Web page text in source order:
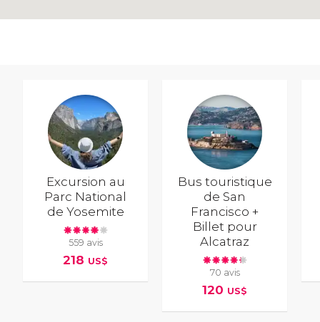
Excursion au
Parc National
de Yosemite
559 avis
218 US$
Bus touristique
de San
Francisco +
Billet pour
Alcatraz
70 avis
120 US$